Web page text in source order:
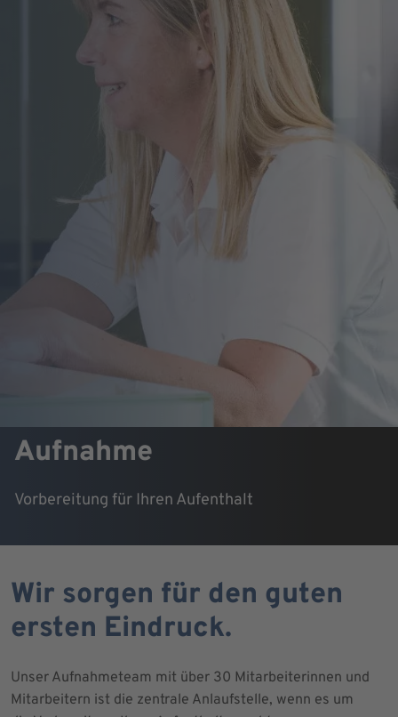
Aufnahme
Vorbereitung für Ihren Aufenthalt
Wir sorgen für den guten
ersten Eindruck.
Unser Aufnahmeteam mit über 30 Mitarbeiterinnen und
Mitarbeitern ist die zentrale Anlaufstelle, wenn es um